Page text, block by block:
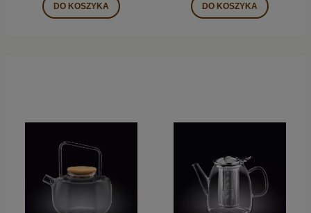
DO KOSZYKA DO KOSZYKA